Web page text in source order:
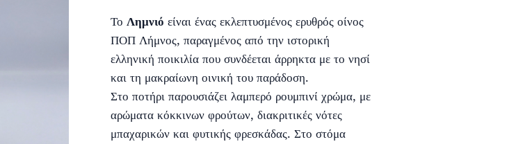
Το Λημνιό είναι ένας εκλεπτυσμένος ερυθρός οίνος
ΠΟΠ Λήμνος, παραγμένος από την ιστορική
ελληνική ποικιλία που συνδέεται άρρηκτα με το νησί
και τη μακραίωνη οινική του παράδοση.
Στο ποτήρι παρουσιάζει λαμπερό ρουμπινί χρώμα, με
αρώματα κόκκινων φρούτων, διακριτικές νότες
μπαχαρικών και φυτικής φρεσκάδας. Στο στόμα